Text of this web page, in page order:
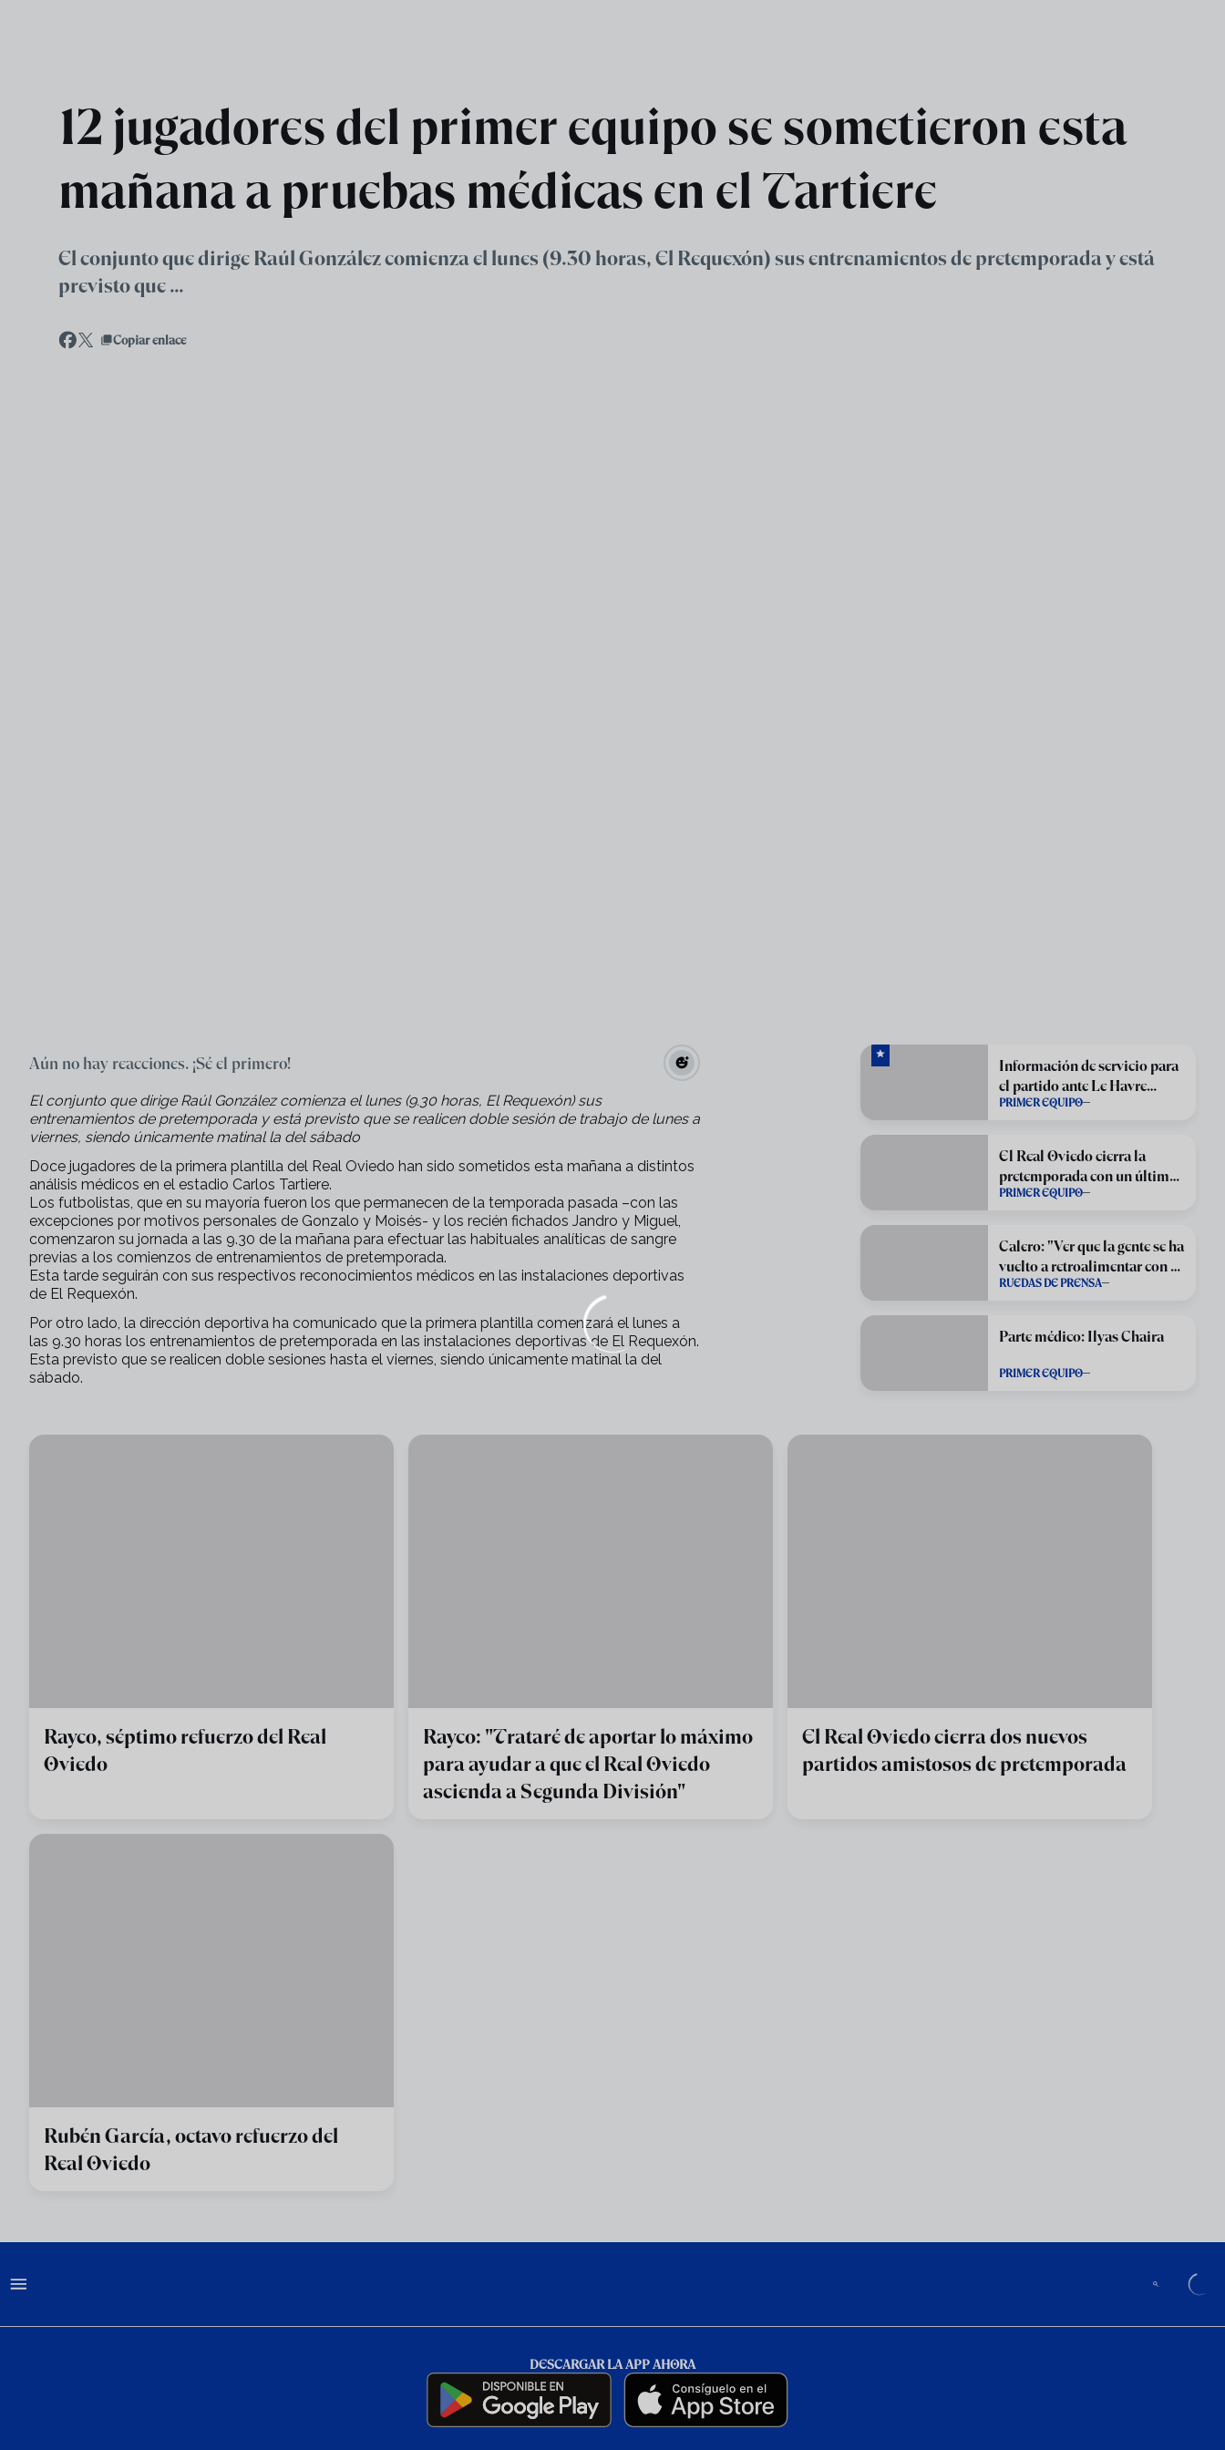
12 jugadores del primer equipo se sometieron esta
mañana a pruebas médicas en el Tartiere
El conjunto que dirige Raúl González comienza el lunes (9.30 horas, El Requexón) sus entrenamientos de pretemporada y está
previsto que ...
Copiar enlace
Aún no hay reacciones. ¡Sé el primero!
El conjunto que dirige Raúl González comienza el lunes (9.30 horas, El Requexón) sus
entrenamientos de pretemporada y está previsto que se realicen doble sesión de trabajo de lunes a
viernes, siendo únicamente matinal la del sábado
Doce jugadores de la primera plantilla del Real Oviedo han sido sometidos esta mañana a distintos
análisis médicos en el estadio Carlos Tartiere.
Los futbolistas, que en su mayoría fueron los que permanecen de la temporada pasada –con las
excepciones por motivos personales de Gonzalo y Moisés- y los recién fichados Jandro y Miguel,
comenzaron su jornada a las 9.30 de la mañana para efectuar las habituales analíticas de sangre
previas a los comienzos de entrenamientos de pretemporada.
Esta tarde seguirán con sus respectivos reconocimientos médicos en las instalaciones deportivas
de El Requexón.
Por otro lado, la dirección deportiva ha comunicado que la primera plantilla comenzará el lunes a
las 9.30 horas los entrenamientos de pretemporada en las instalaciones deportivas de El Requexón.
Esta previsto que se realicen doble sesiones hasta el viernes, siendo únicamente matinal la del
sábado.
Información de servicio para
el partido ante Le Havre
Athletic Club
PRIMER EQUIPO
El Real Oviedo cierra la
pretemporada con un último
amistoso ante el Le Havre
PRIMER EQUIPO
Calero: "Ver que la gente se ha
vuelto a retroalimentar con su
equipo"
RUEDAS DE PRENSA
Parte médico: Ilyas Chaira
PRIMER EQUIPO
Rayco, séptimo refuerzo del Real
Oviedo
Rayco: "Trataré de aportar lo máximo
para ayudar a que el Real Oviedo
ascienda a Segunda División"
El Real Oviedo cierra dos nuevos
partidos amistosos de pretemporada
Rubén García, octavo refuerzo del
Real Oviedo
DESCARGAR LA APP AHORA